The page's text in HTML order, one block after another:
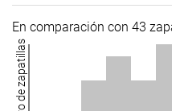
En comparación con 43